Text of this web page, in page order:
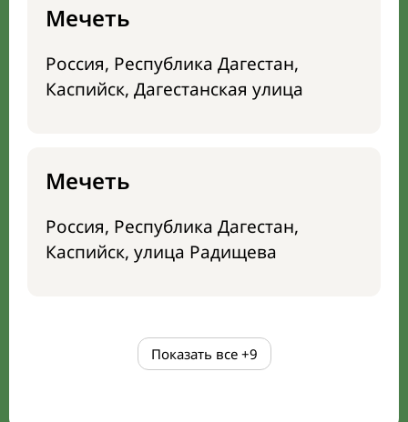
Мечеть
Россия, Республика Дагестан,
Каспийск, Дагестанская улица
Мечеть
Россия, Республика Дагестан,
Каспийск, улица Радищева
Показать все +9